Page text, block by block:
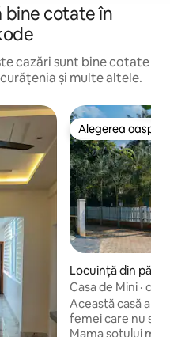
bine cotate în
cazări sunt bine cotate
și multe altele.
Alegerea
Alegerea
Locuință din
ikode
Casa de Mini ·
două femei
Această casă a
femei care nu s-
Mama soțului